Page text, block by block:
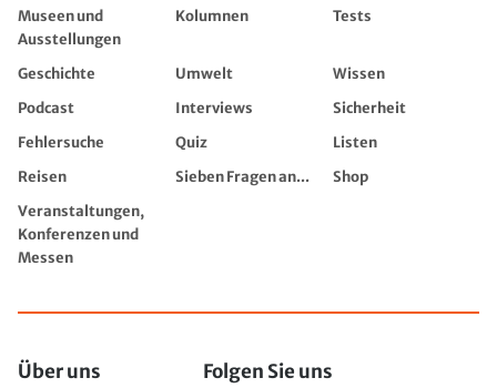
Museen und
Ausstellungen
Kolumnen Tests
Geschichte Umwelt
Wissen
Podcast
Interviews
Sicherheit
Fehlersuche
Quiz
Listen
Reisen
Sieben Fragen an...
Shop
Veranstaltungen,
Konferenzen und
Messen
Über uns Folgen Sie uns